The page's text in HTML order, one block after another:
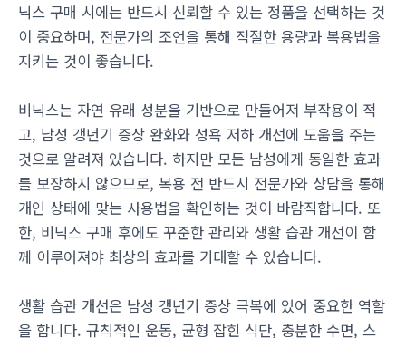
닉스 구매 시에는 반드시 신뢰할 수 있는 정품을 선택하는 것
이 중요하며, 전문가의 조언을 통해 적절한 용량과 복용법을
지키는 것이 좋습니다.
비닉스는 자연 유래 성분을 기반으로 만들어져 부작용이 적
고, 남성 갱년기 증상 완화와 성욕 저하 개선에 도움을 주는
것으로 알려져 있습니다. 하지만 모든 남성에게 동일한 효과
를 보장하지 않으므로, 복용 전 반드시 전문가와 상담을 통해
개인 상태에 맞는 사용법을 확인하는 것이 바람직합니다. 또
한, 비닉스 구매 후에도 꾸준한 관리와 생활 습관 개선이 함
께 이루어져야 최상의 효과를 기대할 수 있습니다.
생활 습관 개선은 남성 갱년기 증상 극복에 있어 중요한 역할
을 합니다. 규칙적인 운동, 균형 잡힌 식단, 충분한 수면, 스